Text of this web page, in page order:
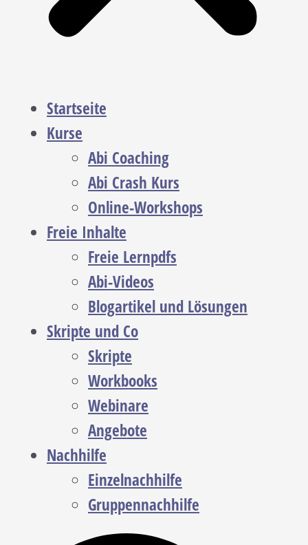
Startseite
Kurse
Abi Coaching
Abi Crash Kurs
Online-Workshops
Freie Inhalte
Freie Lernpdfs
Abi-Videos
Blogartikel und Lösungen
Skripte und Co
Skripte
Workbooks
Webinare
Angebote
Nachhilfe
Einzelnachhilfe
Gruppennachhilfe